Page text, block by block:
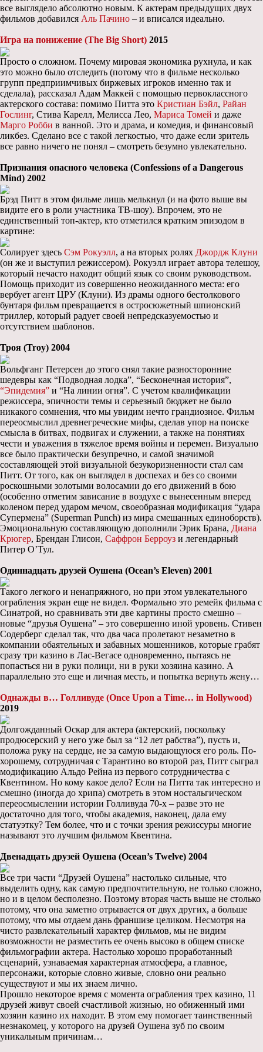
все выглядело абсолютно новым. К актерам предыдущих двух
фильмов добавился Аль Пачино – и вписался идеально.
Игра на понижение (The Big Short) 2015
Просто о сложном. Почему мировая экономика рухнула, и как
это можно было отследить (потому что в фильме несколько
групп предприимчивых биржевых игроков именно так и
сделала), рассказал Адам Маккей с помощью первоклассного
актерского состава: помимо Питта это Кристиан Бэйл, Райан
Гослинг, Стива Карелл, Мелисса Лео, Мариса Томей и даже
Марго Робби в ванной. Это и драма, и комедия, и финансовый
ликбез. Сделано все с такой легкостью, что даже если зритель
все равно ничего не понял – смотреть безумно увлекательно.
Признания опасного человека (Confessions of a Dangerous
Mind) 2002
Брэд Питт в этом фильме лишь мелькнул (и на фото выше вы
видите его в роли участника ТВ-шоу). Впрочем, это не
единственный топ-актер, кто отметился кратким эпизодом в
картине:
Солирует здесь Сэм Рокуэлл, а на вторых ролях Джордж Клуни
(он же и выступил режиссером). Рокуэлл играет автора телешоу,
который нечасто находит общий язык со своим руководством.
Помощь приходит из совершенно неожиданного места: его
вербует агент ЦРУ (Клуни). Из драмы одного бестолкового
бунтаря фильм превращается в остросюжетный шпионский
триллер, который радует своей непредсказуемостью и
отсутствием шаблонов.
Троя (Troy) 2004
Вольфганг Петерсен до этого снял такие разносторонние
шедевры как “Подводная лодка”, “Бесконечная история”,
“Эпидемия” и “На линии огня”. С учетом квалификации
режиссера, эпичности темы и серьезный бюджет не было
никакого сомнения, что мы увидим нечто грандиозное. Фильм
переосмыслил древнегреческие мифы, сделав упор на поиске
смысла в битвах, подвигах и служении, а также на понятиях
чести и уважения в тяжелое время войны и перемен. Визуально
все было практически безупречно, и самой значимой
составляющей этой визуальной безукоризненности стал сам
Питт. От того, как он выглядел в доспехах и без со своими
роскошными золотыми волосамии до его движений в бою
(особенно отметим зависание в воздухе с вынесенным вперед
коленом перед ударом мечом, своеобразная модификация “удара
Супермена” (Superman Punch) из мира смешанных единоборств).
Эмоциональную составляющую дополнили Эрик Брана, Диана
Крюгер, Брендан Глисон, Саффрон Берроуз и легендарный
Питер О’Тул.
Одиннадцать друзей Оушена (Ocean’s Eleven) 2001
Такого легкого и ненапряжного, но при этом увлекательного
ограбления экран еще не видел. Формально это ремейк фильма с
Синатрой, но сравнивать эти две картины просто смешно –
новые “друзья Оушена” – это совершенно иной уровень. Стивен
Содерберг сделал так, что два часа пролетают незаметно в
компании обаятельных и забавных мошенников, которые грабят
сразу три казино в Лас-Вегасе одновременно, пытаясь не
попасться ни в руки полици, ни в руки хозяина казино. А
параллельно это еще и личная месть, и попытка вернуть жену…
Однажды в… Голливуде (Once Upon a Time… in Hollywood)
2019
Долгожданный Оскар для актера (актерский, поскольку
продюсерский у него уже был за “12 лет рабства”), пусть и,
положа руку на сердце, не за самую выдающуюся его роль. По-
хорошему, сотрудничая с Тарантино во второй раз, Питт сыграл
модификацию Альдо Рейна из первого сотрудничества с
Квентином. Но кому какое дело? Если на Питта так интересно и
смешно (иногда до хрипа) смотреть в этом ностальгическом
переосмыслении истории Голливуда 70-х – разве это не
достаточно для того, чтобы академия, наконец, дала ему
статуэтку? Тем более, что и с точки зрения режиссуры многие
называют это лучшим фильмом Квентина.
Двенадцать друзей Оушена (Ocean’s Twelve) 2004
Все три части “Друзей Оушена” настолько сильные, что
выделить одну, как самую предпочтительную, не только сложно,
но и в целом бесполезно. Поэтому вторая часть выше не столько
потому, что она заметно отрывается от двух других, а больше
потому, что мы отдаем дань франшизе целиком. Несмотря на
чисто развлекательный характер фильмов, мы не видим
возможности не разместить ее очень высоко в общем списке
фильмографии актера. Настолько хорошо проработанный
сценарий, узнаваемая характерная атмосфера, а главное,
персонажи, которые словно живые, словно они реально
существуют и мы их знаем лично.
Прошло некоторое время с момента ограбления трех казино, 11
друзей живут своей счастливой жизнью, но обиженный ими
хозяин казино их находит. В этом ему помогает таинственный
незнакомец, у которого на друзей Оушена зуб по своим
уникальным причинам…